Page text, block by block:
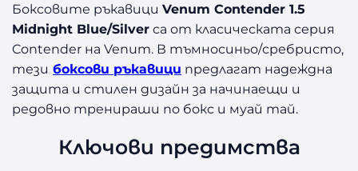
Боксовите ръкавициVenum Contender 1.5
Midnight Blue/Silver са от класическата серия
Contender на Venum. В тъмносиньо/сребристо,
тези боксови ръкавици предлагат надеждна
защита и стилен дизайн за начинаещи и
редовно тренираши по бокс и муай тай.
Ключови предимства